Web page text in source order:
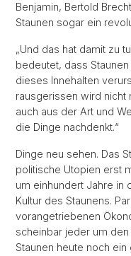
Benjamin, Bertold
Staunen sogar ein
„Und das hat damit zu
bedeutet, dass
dieses Innehalten
rausgerissen wird nicht
auch aus der Art und
die Dinge nachdenkt.“
Dinge neu sehen. Das
politische Utopien erst
um einhundert Jahre in
Kultur des Staunens.
vorangetriebenen
scheinbar jeder um
Staunen heute noch